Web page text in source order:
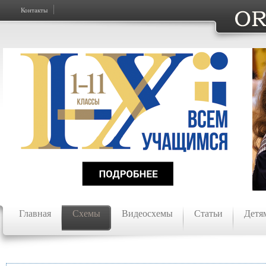
Контакты
Главная Схемы Видеосхемы Статьи